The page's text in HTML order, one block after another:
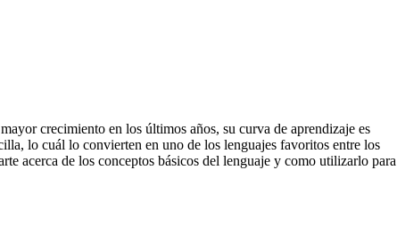
crecimiento en los últimos años, su curva de aprendizaje es
lo cuál lo convierten en uno de los lenguajes favoritos entre los
acerca de los conceptos básicos del lenguaje y como utilizarlo para